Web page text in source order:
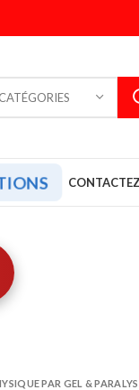
PAR GEL &